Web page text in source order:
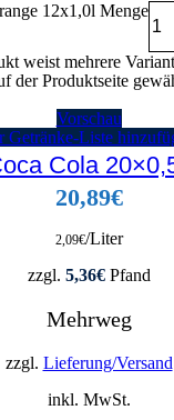
12x1,0l Menge
weist mehrere
der Produktseite
Vorschau
Getränke-Liste
Cola
20,89€
2,09€/Liter
zzgl. 5,36€Pfand
Mehrweg
zzgl. Lieferung/Versand
inkl. MwSt.